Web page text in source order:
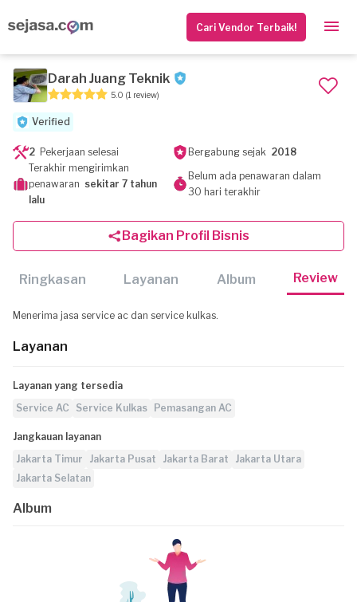
Cari Vendor Terbaik!
Darah Juang Teknik
5.0 (1 review)
Verified
2 Pekerjaan selesai Bergabung sejak 2018
Terakhir mengirimkan
penawaran sekitar 7 tahun
lalu
Belum ada penawaran dalam
30 hari terakhir
Bagikan Profil Bisnis
Ringkasan Layanan Album Review
Menerima jasa service ac dan service kulkas.
Layanan
Layanan yang tersedia
Service AC
Service Kulkas Pemasangan AC
Jangkauan layanan
Jakarta Timur
Jakarta Pusat Jakarta Barat
Jakarta Utara
Jakarta Selatan
Album